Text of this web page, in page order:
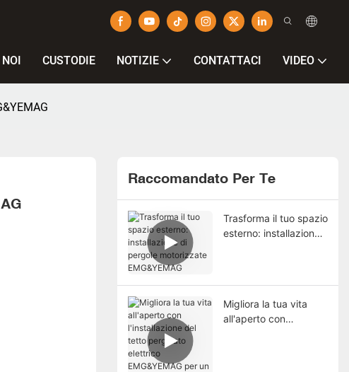
CUSTODIE NOTIZIE CONTATTACI VIDEO
Raccomandato Per Te
Trasforma il tuo spazio
esterno: installazione
Migliora la tua vita
all'aperto con